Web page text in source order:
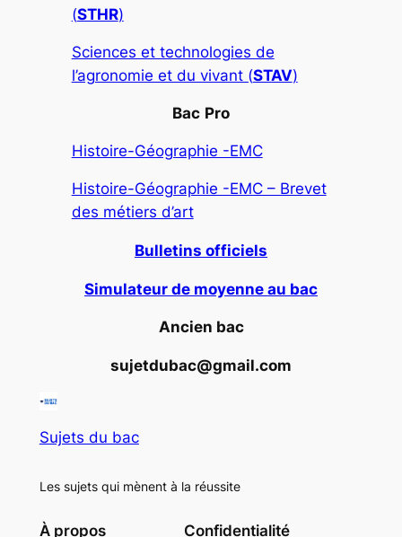
(STHR)
Sciences et technologies de
l’agronomie et du vivant (STAV)
Bac Pro
Histoire-Géographie -EMC
Histoire-Géographie -EMC – Brevet
des métiers d’art
Bulletins officiels
Simulateur de moyenne au bac
Ancien bac
sujetdubac@gmail.com
Sujets du bac
Les sujets qui mènent à la réussite
À propos Confidentialité